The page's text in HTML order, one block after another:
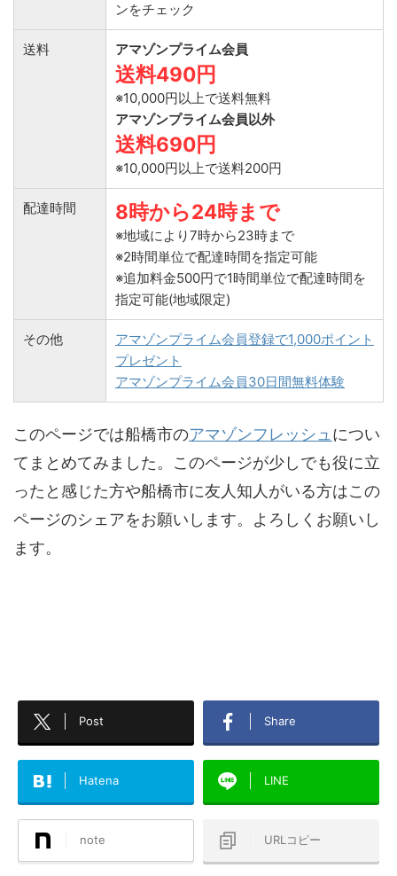
ンをチェック
送料 アマゾンプライム会員
送料490円
※10,000円以上で送料無料
アマゾンプライム会員以外
送料690円
※10,000円以上で送料200円
配達時間 8時から24時まで
※地域により7時から23時まで
※2時間単位で配達時間を指定可能
※追加料金500円で1時間単位で配達時間を
指定可能(地域限定)
その他
アマゾンプライム会員登録で1,000ポイント
プレゼント
アマゾンプライム会員30日間無料体験
このページでは船橋市のアマゾンフレッシュ につい
てまとめてみました。このページが少しでも役に立
ったと感じた方や船橋市に友人知人がいる方はこの
ページのシェアをお願いします。よろしくお願いし
ます。
Post Share
Hatena LINE
note URLコピー